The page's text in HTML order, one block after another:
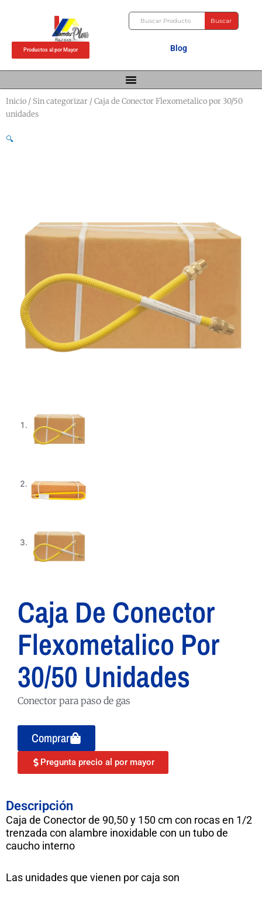
Buscar Buscar
Productos al por Mayor Blog
Inicio / Sin categorizar / Caja de Conector Flexometalico por 30/50
unidades
🔍
Caja De Conector
Flexometalico Por
30/50 Unidades
Conector para paso de gas
Comprar
Pregunta precio al por mayor
Descripción
Caja de Conector de 90,50 y 150 cm con rocas en 1/2
trenzada con alambre inoxidable con un tubo de
caucho interno
Las unidades que vienen por caja son